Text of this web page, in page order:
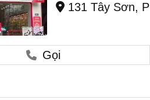
131 Tây Sơn,
Gọi